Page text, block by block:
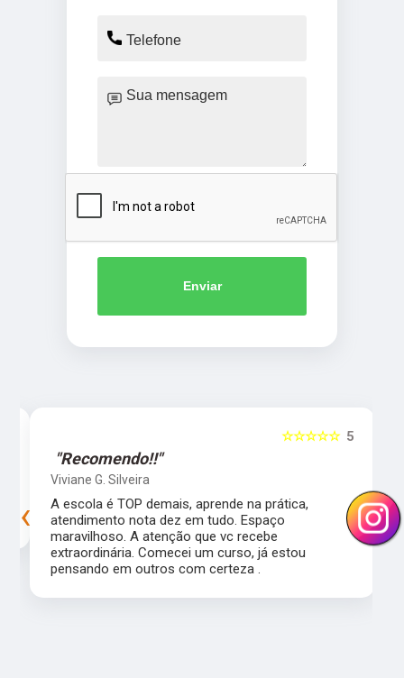
Enviar
5
☆☆☆☆☆
"Recomendo!!"
Viviane G. Silveira
A escola é TOP demais, aprende na prática,
atendimento nota dez em tudo. Espaço
maravilhoso. A atenção que vc recebe
extraordinária. Comecei um curso, já estou
pensando em outros com certeza .
‹ ›